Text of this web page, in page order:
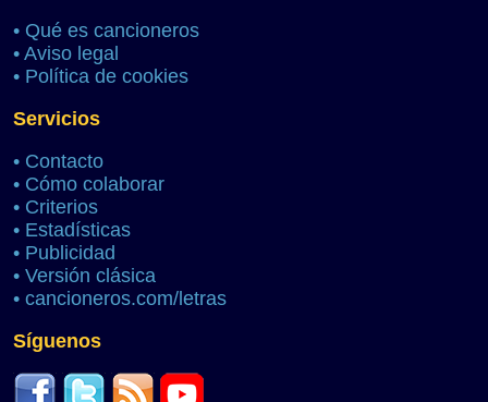
• Qué es cancioneros
• Aviso legal
• Política de cookies
Servicios
• Contacto
• Cómo colaborar
• Criterios
• Estadísticas
• Publicidad
• Versión clásica
• cancioneros.com/letras
Síguenos